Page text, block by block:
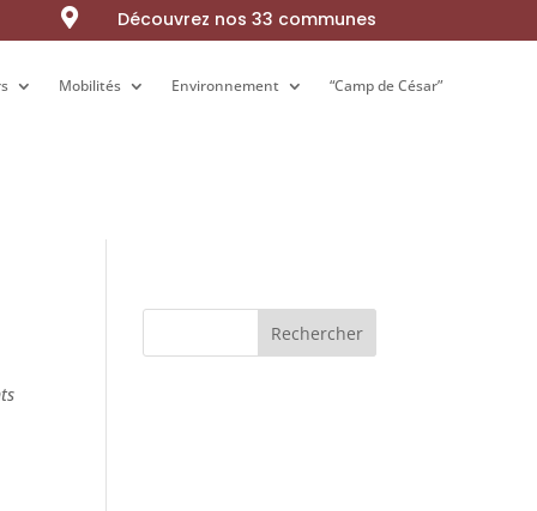
 Découvrez nos 33 communes
Mobilités Environnement “Camp de César”
Mobilités Environnement “Camp de César”
Rechercher